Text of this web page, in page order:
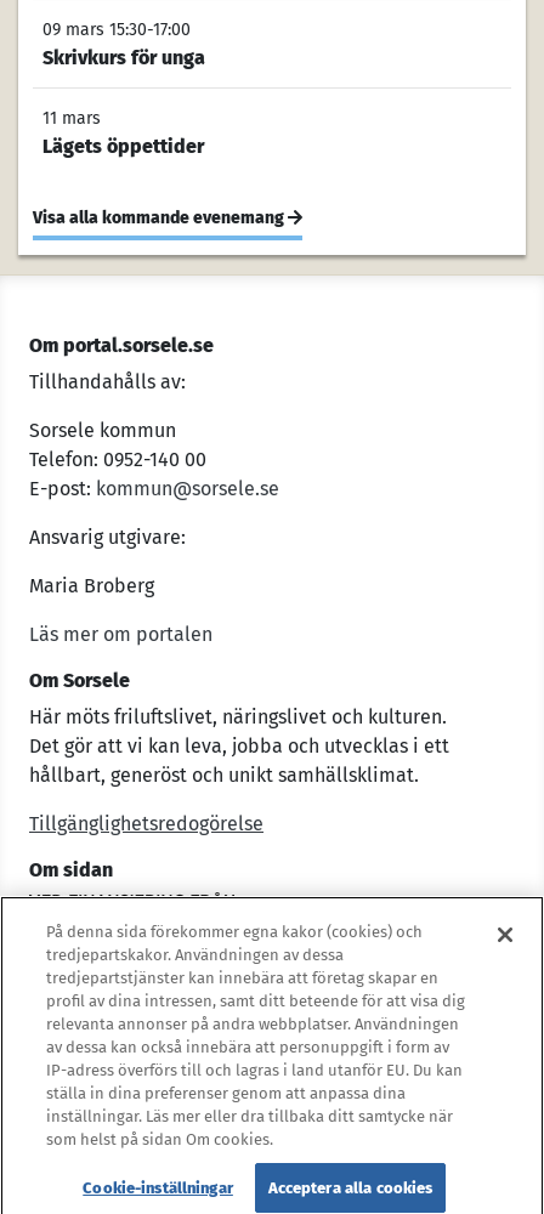
09 mars 15:30-17:00
Skrivkurs för unga
11 mars
Lägets öppettider
Visa alla kommande evenemang
Om portal.sorsele.se
Tillhandahålls av:
Sorsele kommun
Telefon: 0952-140 00
E-post: kommun@sorsele.se
Ansvarig utgivare:
Maria Broberg
Läs mer om portalen
Om Sorsele
Här möts friluftslivet, näringslivet och kulturen.
Det gör att vi kan leva, jobba och utvecklas i ett
hållbart, generöst och unikt samhällsklimat.
Tillgänglighetsredogörelse
Om sidan
© 2019 Copyright:Sorsele kommun
På denna sida förekommer egna kakor (cookies) och
tredjepartskakor. Användningen av dessa
tredjepartstjänster kan innebära att företag skapar en
profil av dina intressen, samt ditt beteende för att visa dig
relevanta annonser på andra webbplatser. Användningen
av dessa kan också innebära att personuppgift i form av
IP-adress överförs till och lagras i land utanför EU. Du kan
ställa in dina preferenser genom att anpassa dina
inställningar. Läs mer eller dra tillbaka ditt samtycke när
som helst på sidan Om cookies.
Cookie-inställningar Acceptera alla cookies